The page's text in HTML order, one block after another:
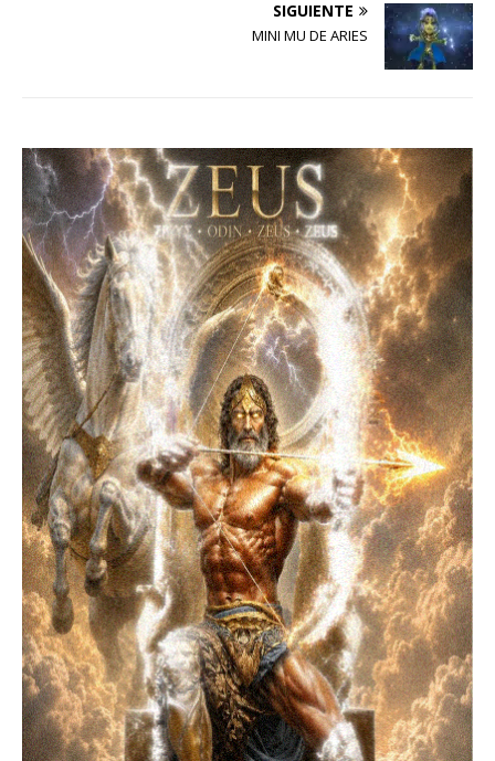
SIGUIENTE
MINI MU DE ARIES